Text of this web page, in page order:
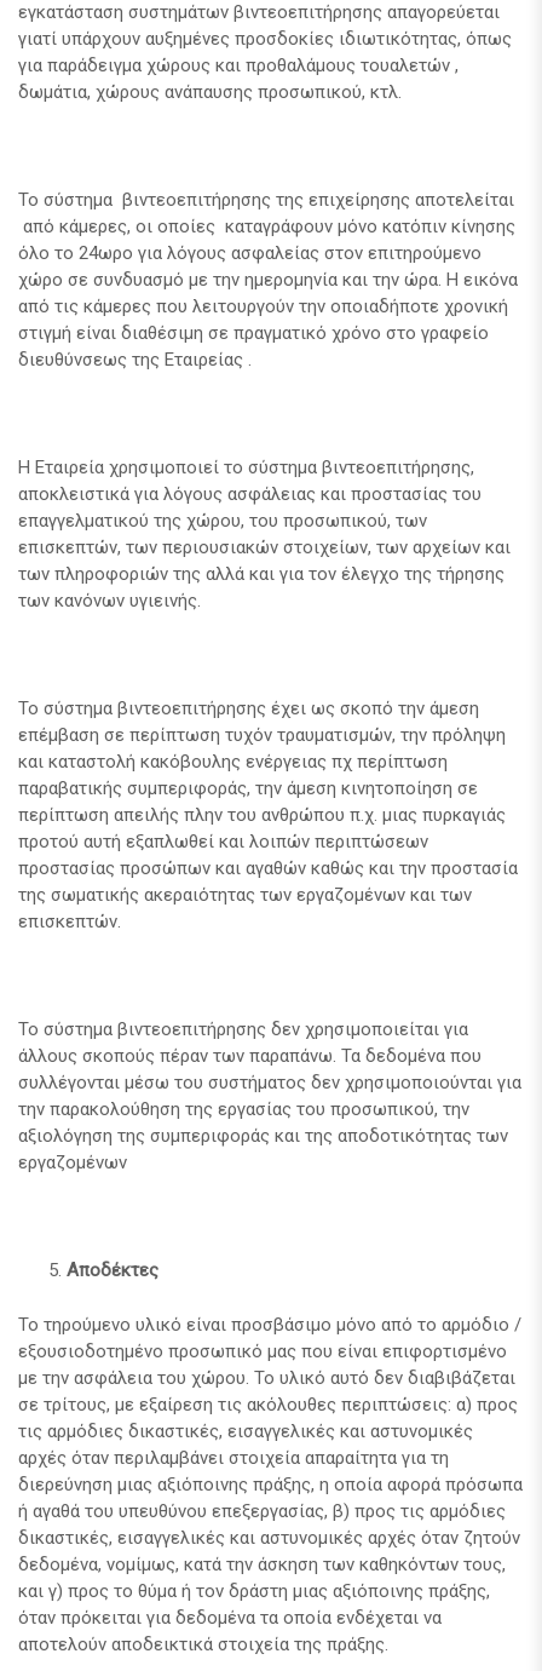
εγκατάσταση συστημάτων βιντεοεπιτήρησης απαγορεύεται
γιατί υπάρχουν αυξημένες προσδοκίες ιδιωτικότητας, όπως
για παράδειγμα χώρους και προθαλάμους τουαλετών ,
δωμάτια, χώρους ανάπαυσης προσωπικού, κτλ.
Το σύστημα βιντεοεπιτήρησης της επιχείρησης αποτελείται
από κάμερες, οι οποίες καταγράφουν μόνο κατόπιν κίνησης
όλο το 24ωρο για λόγους ασφαλείας στον επιτηρούμενο
χώρο σε συνδυασμό με την ημερομηνία και την ώρα. Η εικόνα
από τις κάμερες που λειτουργούν την οποιαδήποτε χρονική
στιγμή είναι διαθέσιμη σε πραγματικό χρόνο στο γραφείο
διευθύνσεως της Εταιρείας .
Η Εταιρεία χρησιμοποιεί το σύστημα βιντεοεπιτήρησης,
αποκλειστικά για λόγους ασφάλειας και προστασίας του
επαγγελματικού της χώρου, του προσωπικού, των
επισκεπτών, των περιουσιακών στοιχείων, των αρχείων και
των πληροφοριών της αλλά και για τον έλεγχο της τήρησης
των κανόνων υγιεινής.
Το σύστημα βιντεοεπιτήρησης έχει ως σκοπό την άμεση
επέμβαση σε περίπτωση τυχόν τραυματισμών, την πρόληψη
και καταστολή κακόβουλης ενέργειας πχ περίπτωση
παραβατικής συμπεριφοράς, την άμεση κινητοποίηση σε
περίπτωση απειλής πλην του ανθρώπου π.χ. μιας πυρκαγιάς
προτού αυτή εξαπλωθεί και λοιπών περιπτώσεων
προστασίας προσώπων και αγαθών καθώς και την προστασία
της σωματικής ακεραιότητας των εργαζομένων και των
επισκεπτών.
Το σύστημα βιντεοεπιτήρησης δεν χρησιμοποιείται για
άλλους σκοπούς πέραν των παραπάνω. Τα δεδομένα που
συλλέγονται μέσω του συστήματος δεν χρησιμοποιούνται για
την παρακολούθηση της εργασίας του προσωπικού, την
αξιολόγηση της συμπεριφοράς και της αποδοτικότητας των
εργαζομένων
Αποδέκτες
Το τηρούμενο υλικό είναι προσβάσιμο μόνο από το αρμόδιο /
εξουσιοδοτημένο προσωπικό μας που είναι επιφορτισμένο
με την ασφάλεια του χώρου. Το υλικό αυτό δεν διαβιβάζεται
σε τρίτους, με εξαίρεση τις ακόλουθες περιπτώσεις: α) προς
τις αρμόδιες δικαστικές, εισαγγελικές και αστυνομικές
αρχές όταν περιλαμβάνει στοιχεία απαραίτητα για τη
διερεύνηση μιας αξιόποινης πράξης, η οποία αφορά πρόσωπα
ή αγαθά του υπευθύνου επεξεργασίας, β) προς τις αρμόδιες
δικαστικές, εισαγγελικές και αστυνομικές αρχές όταν ζητούν
δεδομένα, νομίμως, κατά την άσκηση των καθηκόντων τους,
και γ) προς το θύμα ή τον δράστη μιας αξιόποινης πράξης,
όταν πρόκειται για δεδομένα τα οποία ενδέχεται να
αποτελούν αποδεικτικά στοιχεία της πράξης.